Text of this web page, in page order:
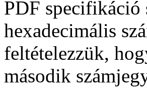
PDF specifikáció
hexadecimális
feltételezzük,
második